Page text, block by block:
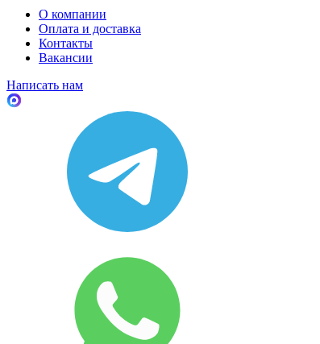
О компании
Оплата и доставка
Контакты
Вакансии
Написать нам